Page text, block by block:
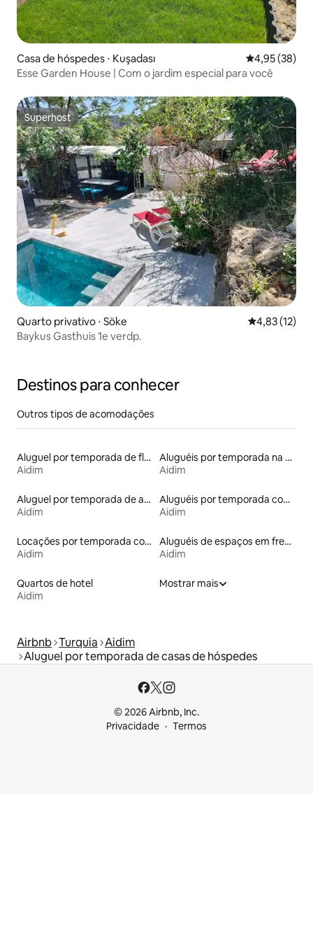
Casa de hóspedes ⋅ Kuşadası 4,95 de uma
4,95 (38)
Esse Garden House | Com o jardim especial para você
Superhost
Superhost
Quarto privativo ⋅ Söke 4,83 de uma
4,83 (12)
Baykus Gasthuis 1e verdp.
Destinos para conhecer
Outros tipos de acomodações
Aluguel por temporada de flats
Aidim
Aluguéis por temporada na orla
Aidim
Aluguel por temporada de apart-hotéis
Aidim
Aluguéis por temporada com café da manhã
Aidim
Locações por temporada com piscina
Aidim
Aluguéis de espaços em frente à praia
Aidim
Quartos de hotel
Aidim
Mostrar mais
Airbnb Turquia Aidim
Aluguel por temporada de casas de hóspedes
© 2026 Airbnb, Inc.
Privacidade
Termos